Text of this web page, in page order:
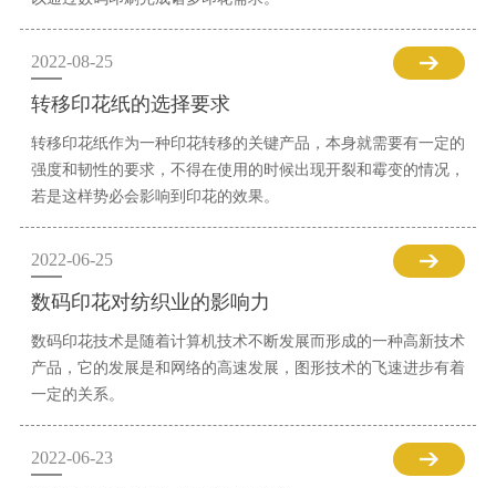
2022-08-25
转移印花纸的选择要求
转移印花纸作为一种印花转移的关键产品，本身就需要有一定的
强度和韧性的要求，不得在使用的时候出现开裂和霉变的情况，
若是这样势必会影响到印花的效果。
2022-06-25
数码印花对纺织业的影响力
数码印花技术是随着计算机技术不断发展而形成的一种高新技术
产品，它的发展是和网络的高速发展，图形技术的飞速进步有着
一定的关系。
2022-06-23